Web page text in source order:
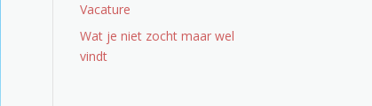
Vacature
Wat je niet zocht maar wel
vindt